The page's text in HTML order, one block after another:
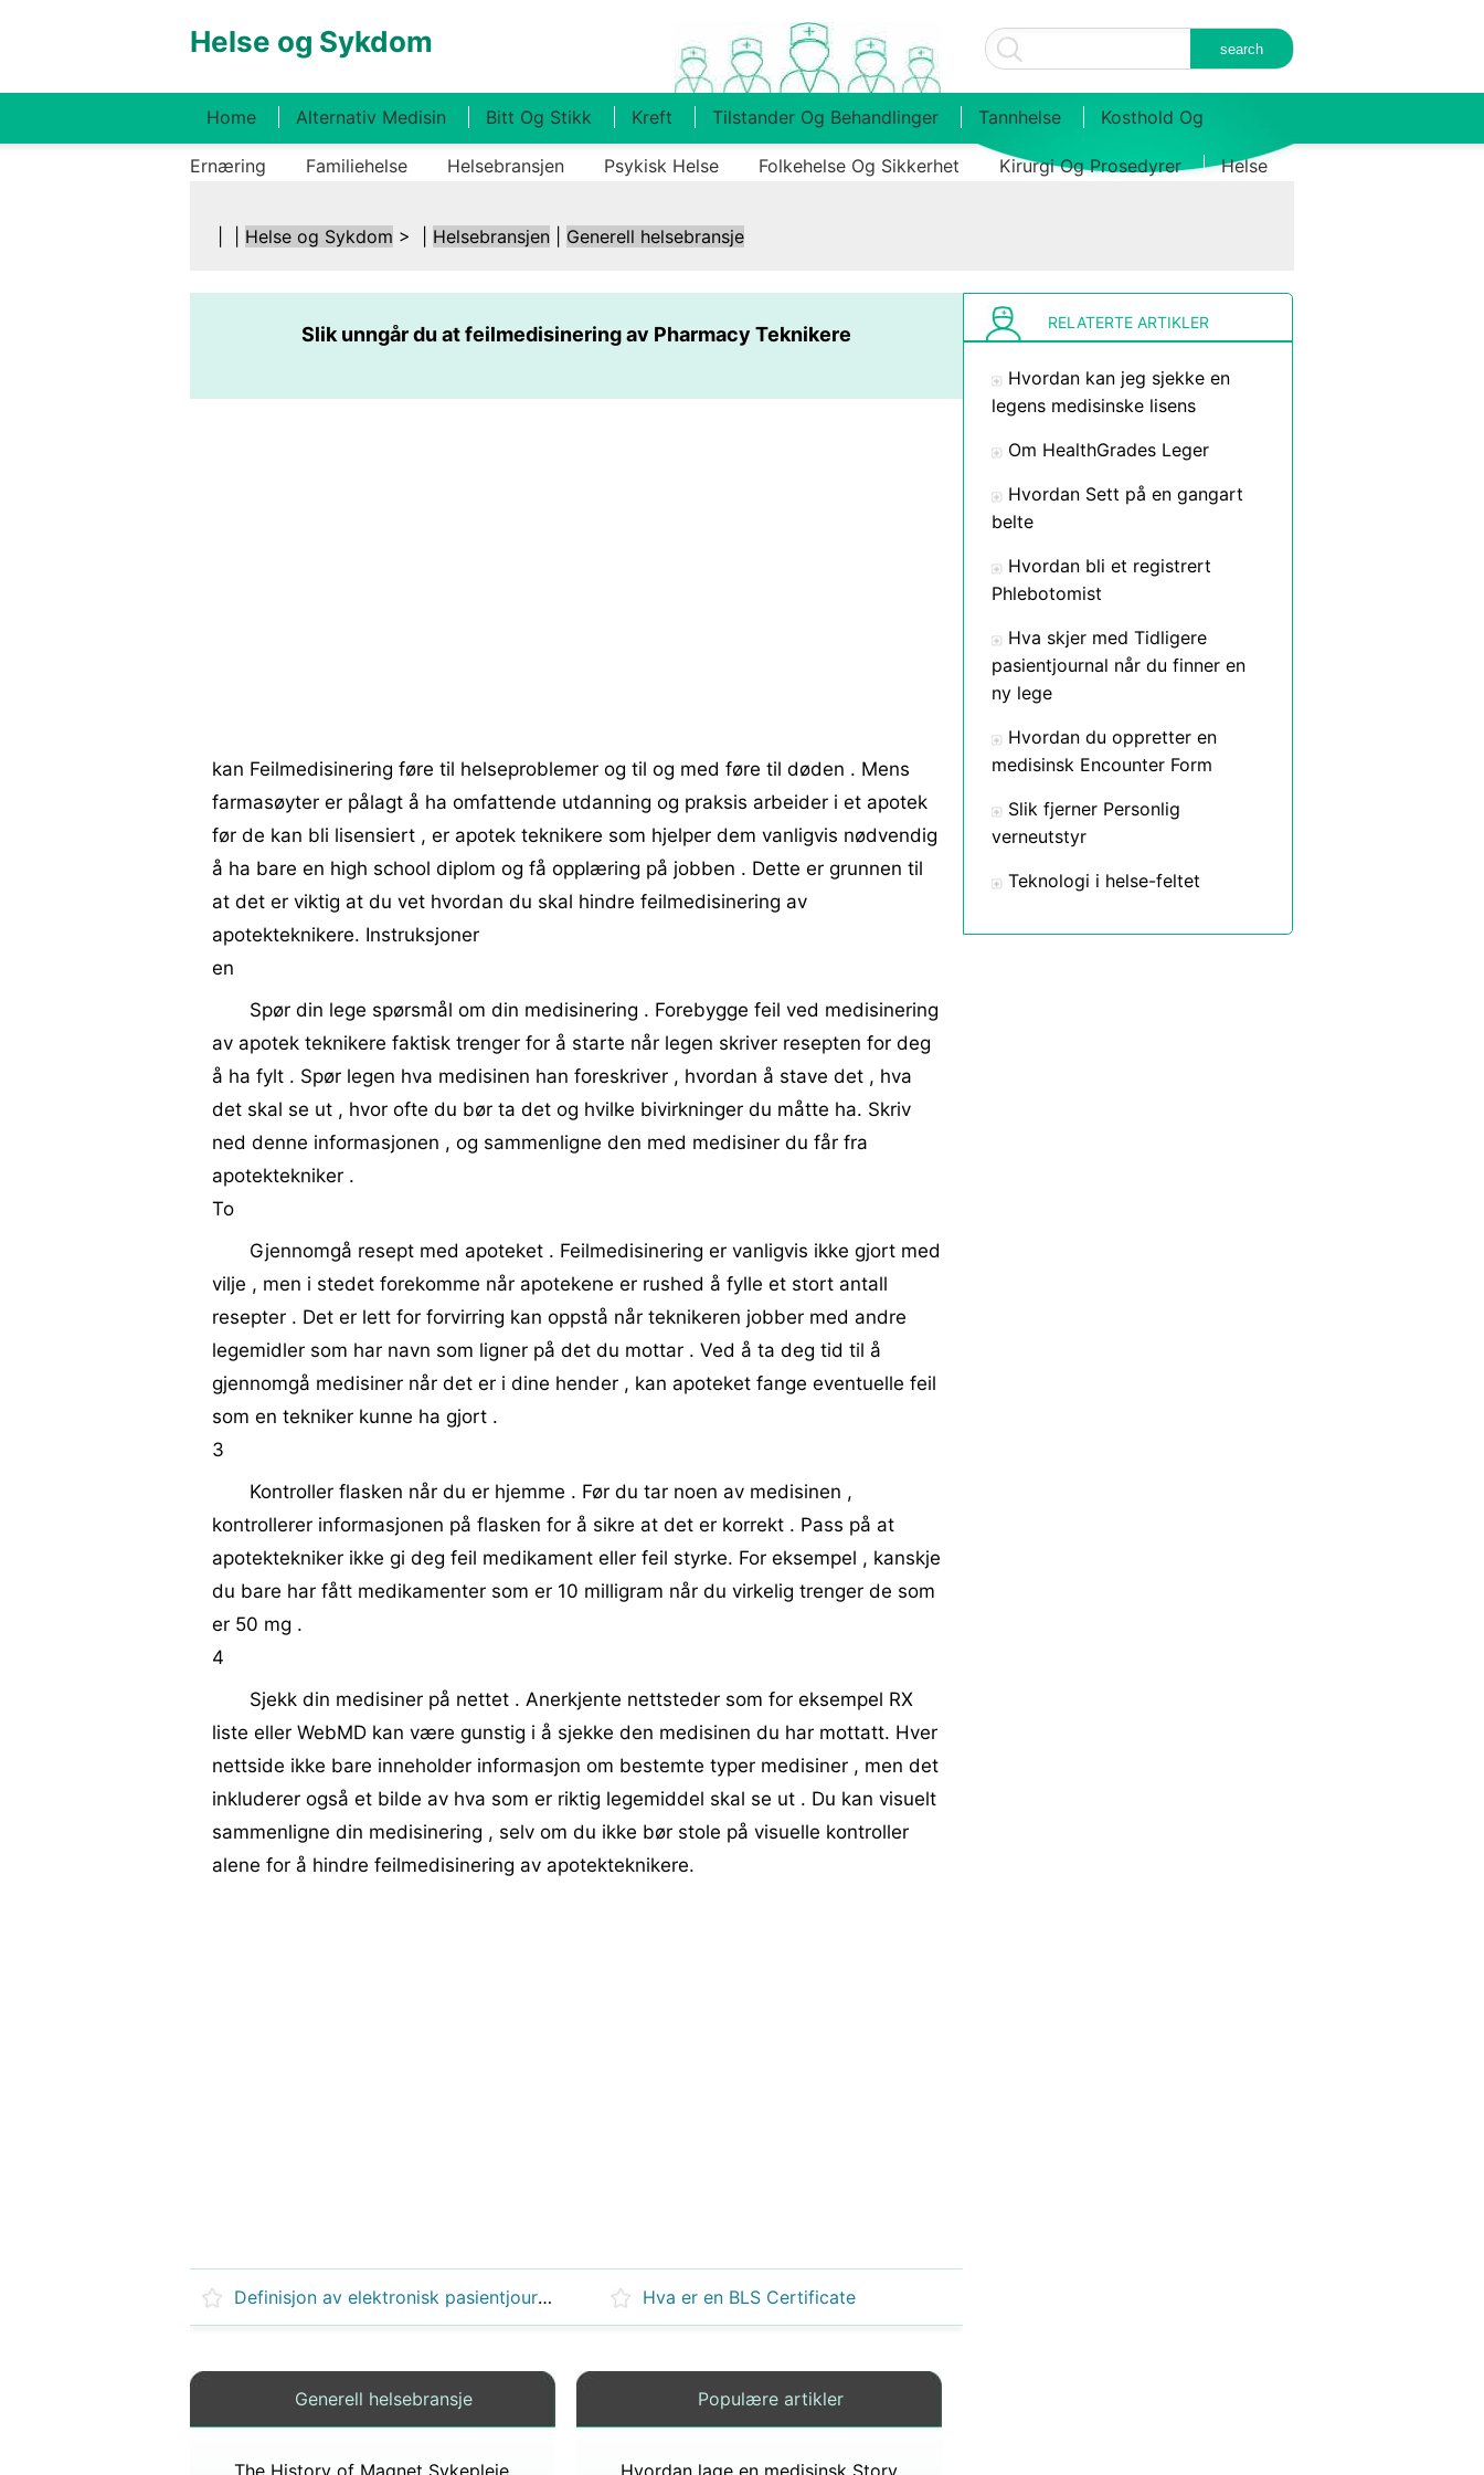
Helse og Sykdom
Home Alternativ Medisin Bitt Og Stikk Kreft Tilstander Og Behandlinger Tannhelse Kosthold Og
Ernæring Familiehelse Helsebransjen Psykisk Helse Folkehelse Og Sikkerhet Kirurgi Og Prosedyrer Helse
Helse og Sykdom > | Helsebransjen Generell helsebransje
Slik unngår du at feilmedisinering av Pharmacy Teknikere
kan Feilmedisinering føre til helseproblemer og til og med føre til døden . Mens
farmasøyter er pålagt å ha omfattende utdanning og praksis arbeider i et apotek
før de kan bli lisensiert , er apotek teknikere som hjelper dem vanligvis nødvendig
å ha bare en high school diplom og få opplæring på jobben . Dette er grunnen til
at det er viktig at du vet hvordan du skal hindre feilmedisinering av
apotekteknikere. Instruksjoner
en
Spør din lege spørsmål om din medisinering . Forebygge feil ved medisinering
av apotek teknikere faktisk trenger for å starte når legen skriver resepten for deg
å ha fylt . Spør legen hva medisinen han foreskriver , hvordan å stave det , hva
det skal se ut , hvor ofte du bør ta det og hvilke bivirkninger du måtte ha. Skriv
ned denne informasjonen , og sammenligne den med medisiner du får fra
apotektekniker .
To
Gjennomgå resept med apoteket . Feilmedisinering er vanligvis ikke gjort med
vilje , men i stedet forekomme når apotekene er rushed å fylle et stort antall
resepter . Det er lett for forvirring kan oppstå når teknikeren jobber med andre
legemidler som har navn som ligner på det du mottar . Ved å ta deg tid til å
gjennomgå medisiner når det er i dine hender , kan apoteket fange eventuelle feil
som en tekniker kunne ha gjort .
3
Kontroller flasken når du er hjemme . Før du tar noen av medisinen ,
kontrollerer informasjonen på flasken for å sikre at det er korrekt . Pass på at
apotektekniker ikke gi deg feil medikament eller feil styrke. For eksempel , kanskje
du bare har fått medikamenter som er 10 milligram når du virkelig trenger de som
er 50 mg .
4
Sjekk din medisiner på nettet . Anerkjente nettsteder som for eksempel RX
liste eller WebMD kan være gunstig i å sjekke den medisinen du har mottatt. Hver
nettside ikke bare inneholder informasjon om bestemte typer medisiner , men det
inkluderer også et bilde av hva som er riktig legemiddel skal se ut . Du kan visuelt
sammenligne din medisinering , selv om du ikke bør stole på visuelle kontroller
alene for å hindre feilmedisinering av apotekteknikere.
Definisjon av elektronisk pasientjournal Hva er en BLS Certificate
Generell helsebransje
The History of Magnet Sykepleie
Populære artikler
RELATERTE ARTIKLER
Hvordan kan jeg sjekke en
legens medisinske lisens
Om HealthGrades Leger
Hvordan Sett på en gangart
belte
Hvordan bli et registrert
Phlebotomist
Hva skjer med Tidligere
pasientjournal når du finner en
ny lege
Hvordan du oppretter en
medisinsk Encounter Form
Slik fjerner Personlig
verneutstyr
Teknologi i helse-feltet